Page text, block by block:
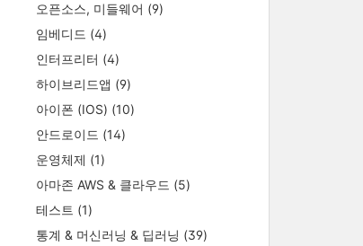
오픈소스, 미들웨어 (9)
임베디드 (4)
인터프리터 (4)
하이브리드앱 (9)
아이폰 (IOS) (10)
안드로이드 (14)
운영체제 (1)
아마존 AWS & 클라우드 (5)
테스트 (1)
통계 & 머신러닝 & 딥러닝 (39)